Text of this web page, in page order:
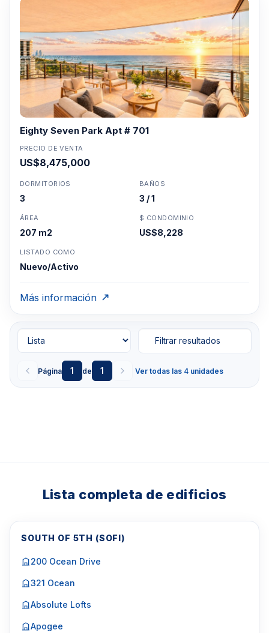
Eighty Seven Park Apt # 701
PRECIO DE VENTA
US$8,475,000
DORMITORIOS
3
BAÑOS
3 / 1
ÁREA
207 m2
$ CONDOMINIO
US$8,228
LISTADO COMO
Nuevo/Activo
Más información
Página 1 de 1 Ver todas las 4 unidades
Filtrar resultados
Lista completa de edificios
SOUTH OF 5TH (SOFI)
200 Ocean Drive
321 Ocean
Absolute Lofts
Apogee